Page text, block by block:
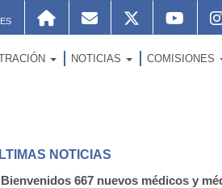
NOTICIAS COMISIONES
NOTICIAS
Bienvenidos 667 nuevos médicos y